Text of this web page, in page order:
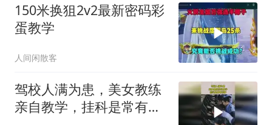
150米换狙2v2最新密码彩
蛋教学
人间闲散客
驾校人满为患，美女教练
亲自教学，挂科是常有的